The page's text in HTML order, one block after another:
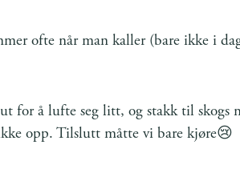
ofte når man kaller (bare ikke i
for å lufte seg litt, og stakk til skogs
opp. Tilslutt måtte vi bare kjøre😢